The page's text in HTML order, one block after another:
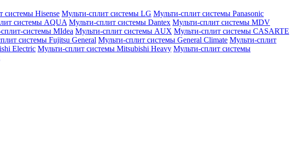
системы Hisense Мульти-сплит системы LG Мульти-сплит системы Panasonic
системы AQUA Мульти-сплит системы Dantex Мульти-сплит системы MDV
системы MIdea Мульти-сплит системы AUX Мульти-сплит системы CASARTE
системы Fujitsu General Мульти-сплит системы General Climate Мульти-сплит
Electric Мульти-сплит системы Mitsubishi Heavy Мульти-сплит системы